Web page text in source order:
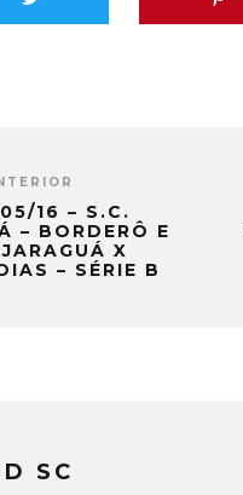
16 – S.C.
– BORDERÔ E
X
– SÉRIE B
SC